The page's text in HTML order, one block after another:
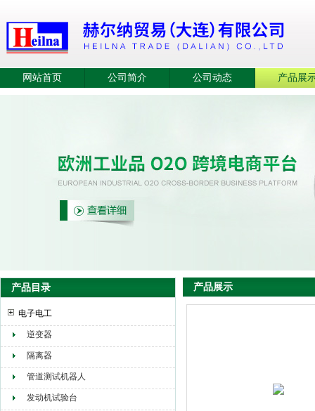
赫尔纳贸易（大连）有限公司
网站首页 公司简介 公司动态 产品展
产品目录
电子电工
逆变器
隔离器
管道测试机器人
发动机试验台
产品展示